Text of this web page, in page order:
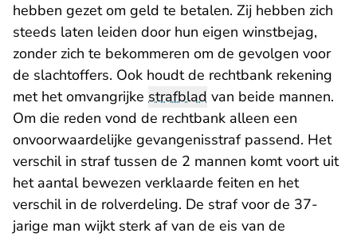
hebben gezet om geld te betalen. Zij hebben zich
steeds laten leiden door hun eigen winstbejag,
zonder zich te bekommeren om de gevolgen voor
de slachtoffers. Ook houdt de rechtbank rekening
met het omvangrijke strafblad van beide mannen.
Om die reden vond de rechtbank alleen een
onvoorwaardelijke gevangenisstraf passend. Het
verschil in straf tussen de 2 mannen komt voort uit
het aantal bewezen verklaarde feiten en het
verschil in de rolverdeling. De straf voor de 37-
jarige man wijkt sterk af van de eis van de